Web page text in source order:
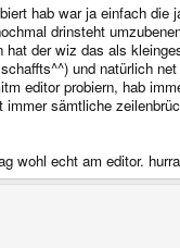
hab war ja einfach die
drinsteht
hat der wiz das als
und natürlich
editor probiern, hab
immer sämtliche
wohl echt am editor.